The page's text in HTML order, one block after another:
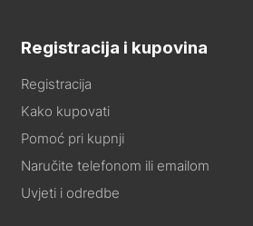
Registracija i kupovina
Registracija
Kako kupovati
Pomoć pri kupnji
Naručite telefonom ili emailom
Uvjeti i odredbe